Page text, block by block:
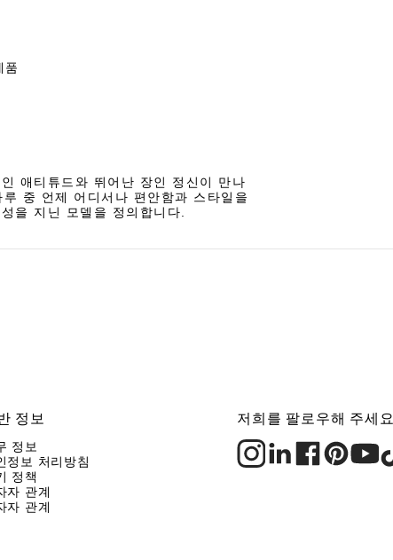
품
애티튜드와 뛰어난 장인 정신이 만나
중 언제 어디서나 편안함과 스타일을
을 지닌 모델을 정의합니다.
정보
정보
정보 처리방침
정책
자 관계
자 관계
저희를 팔로우해 주세요